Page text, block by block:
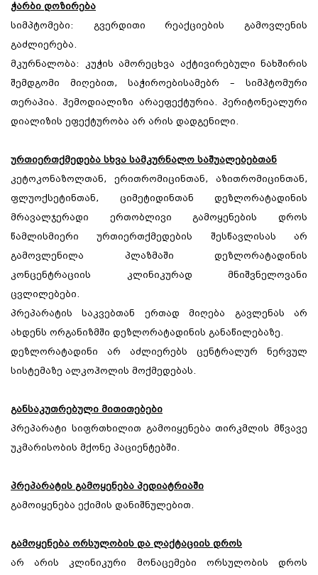
ჭარბი დოზირება
სიმპტომები: გვერდითი რეაქციების გამოვლენის
გაძლიერება.
მკურნალობა: კუჭის ამორეცხვა აქტივირებული ნახშირის
შემდგომი მიღებით, საჭიროებისამებრ – სიმპტომური
თერაპია. ჰემოდიალიზი არაეფექტურია. პერიტონეალური
დიალიზის ეფექტურობა არ არის დადგენილი.
ურთიერთქმედება სხვა სამკურნალო საშუალებებთან
კეტოკონაზოლთან, ერითრომიცინთან, აზითრომიცინთან,
ფლუოქსეტინთან, ციმეტიდინთან დეზლორატადინის
მრავალჯერადი ერთობლივი გამოყენების დროს
წამლისმიერი ურთიერთქმედების შესწავლისას არ
გამოვლენილა პლაზმაში დეზლორატადინის
კონცენტრაციის კლინიკურად მნიშვნელოვანი
ცვლილებები.
პრეპარატის საკვებთან ერთად მიღება გავლენას არ
ახდენს ორგანიზმში დეზლორატადინის განაწილებაზე.
დეზლორატადინი არ აძლიერებს ცენტრალურ ნერვულ
სისტემაზე ალკოჰოლის მოქმედებას.
განსაკუთრებული მითითებები
პრეპარატი სიფრთხილით გამოიყენება თირკმლის მწვავე
უკმარისობის მქონე პაციენტებში.
პრეპარატის გამოყენება პედიატრიაში
გამოიყენება ექიმის დანიშნულებით.
გამოყენება ორსულობის და ლაქტაციის დროს
არ არის კლინიკური მონაცემები ორსულობის დროს